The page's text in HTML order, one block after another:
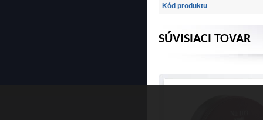
Kód produktu
SÚVISIACI TOVAR